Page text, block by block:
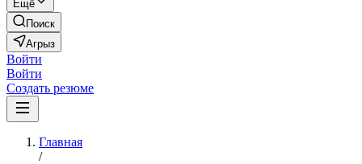
Ещё
Поиск
Агрыз
Войти
Войти
Создать резюме
Главная
/